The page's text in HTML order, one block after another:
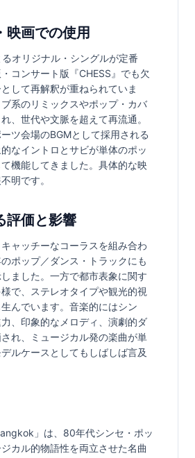
映画での使用
オリジナル・シングルが定番
コンサート版『CHESS』でも欠
して再解釈が重ねられていま
系のリミックスやポップ・カバ
、世代や文脈を超えて再流通。
ツ会場のBGMとして採用される
なイントロとサビが単体のポッ
機能してきました。具体的な映
明です。
評価と影響
ャッチーなコーラスを組み合わ
ポップ／ダンス・トラックにも
ました。一方で都市表象に関す
で、ステレオタイプや観光的視
んでいます。音楽的にはシン
、印象的なメロディ、演劇的ダ
れ、ミュージカル発の楽曲が単
ルケースとしてもしばしば言及
」は、80年代シンセ・ポッ
カル的物語性を両立させた名曲